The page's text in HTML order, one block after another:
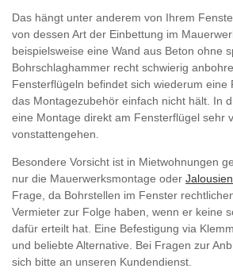
Das hängt unter anderem von Ihrem
von dessen Art der Einbettung im
beispielsweise eine Wand aus Beton ohne
Bohrschlaghammer recht schwierig
Fensterflügeln befindet sich wiederum eine
das Montagezubehör einfach nicht hält. In
eine Montage direkt am Fensterflügel sehr
vonstattengehen.
Besondere Vorsicht ist in Mietwohnungen
nur die Mauerwerksmontage oder
Frage, da Bohrstellen im Fenster
Vermieter zur Folge haben, wenn er keine
dafür erteilt hat. Eine Befestigung via
und beliebte Alternative. Bei Fragen zur
sich bitte an unseren Kundendienst.